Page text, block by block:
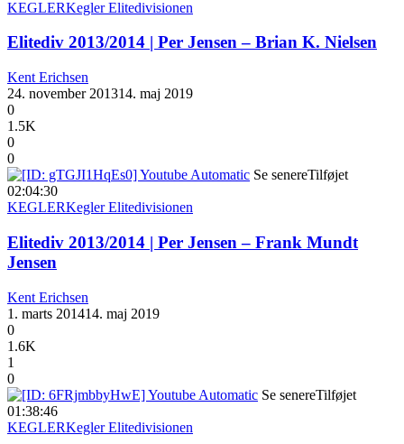
KEGLERKegler Elitedivisionen
Elitediv 2013/2014 | Per Jensen – Brian K. Nielsen
Kent Erichsen
24. november 201314. maj 2019
0
1.5K
0
0
Se senereTilføjet
02:04:30
KEGLERKegler Elitedivisionen
Elitediv 2013/2014 | Per Jensen – Frank Mundt
Jensen
Kent Erichsen
1. marts 201414. maj 2019
0
1.6K
1
0
Se senereTilføjet
01:38:46
KEGLERKegler Elitedivisionen